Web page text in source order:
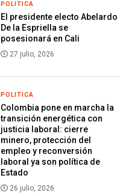
POLITICA
El presidente electo Abelardo
De la Espriella se
posesionará en Cali
27 julio, 2026
POLITICA
Colombia pone en marcha la
transición energética con
justicia laboral: cierre
minero, protección del
empleo y reconversión
laboral ya son política de
Estado
26 julio, 2026